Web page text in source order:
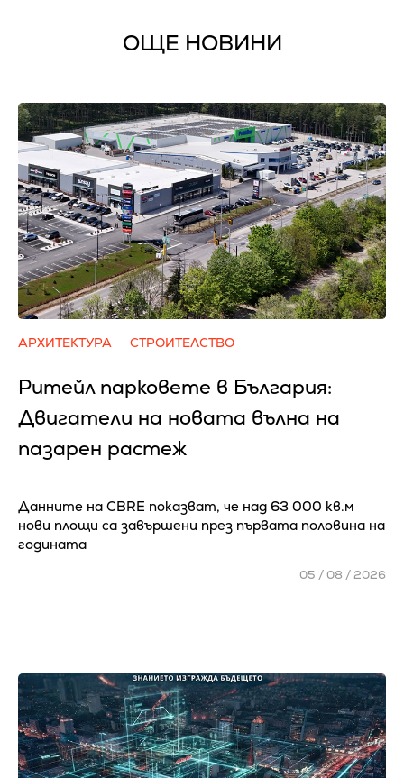
ОЩЕ НОВИНИ
АРХИТЕКТУРА СТРОИТЕЛСТВО
Ритейл парковете в България:
Двигатели на новата вълна на
пазарен растеж
Данните на CBRE показват, че над 63 000 кв.м
нови площи са завършени през първата половина на
годината
05 / 08 / 2026